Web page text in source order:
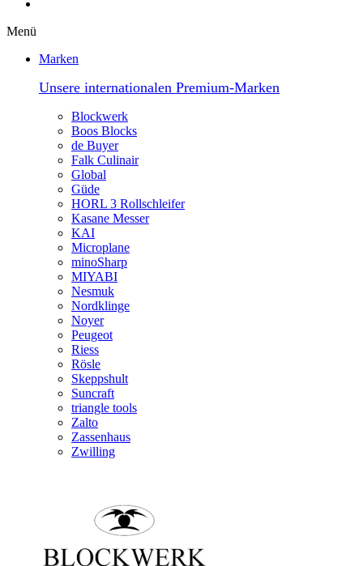
Menü
Marken
Unsere internationalen Premium-Marken
Blockwerk
Boos Blocks
de Buyer
Falk Culinair
Global
Güde
HORL 3 Rollschleifer
Kasane Messer
KAI
Microplane
minoSharp
MIYABI
Nesmuk
Nordklinge
Noyer
Peugeot
Riess
Rösle
Skeppshult
Suncraft
triangle tools
Zalto
Zassenhaus
Zwilling